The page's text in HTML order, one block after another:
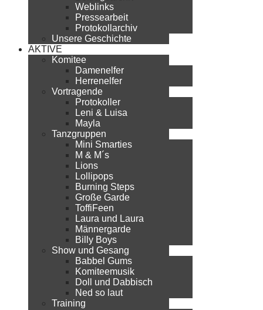
Weblinks
Pressearbeit
Protokollarchiv
Unsere Geschichte
AKTIVE
Komitee
Damenelfer
Herrenelfer
Vortragende
Protokoller
Leni & Luisa
Mayla
Tanzgruppen
Mini Smarties
M & M´s
Lions
Lollipops
Burning Steps
Große Garde
ToffiFeen
Laura und Laura
Männergarde
Billy Boys
Show und Gesang
Babbel Gums
Komiteemusik
Doll und Dabbisch
Ned so laut
Training